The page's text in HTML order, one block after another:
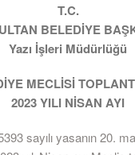
T.C.
BELEDİYE
Yazı İşleri Müdürlüğü
MECLİSİ
2023 YILI NİSAN AYI
sayılı yasanın 20.